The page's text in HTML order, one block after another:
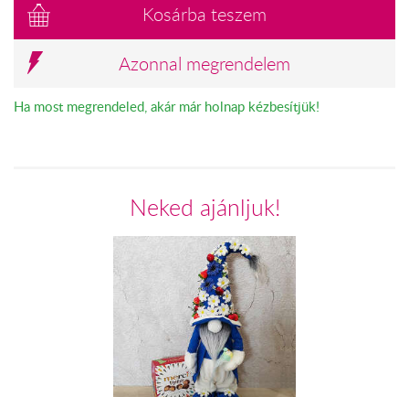
Kosárba teszem
Azonnal megrendelem
Ha most megrendeled, akár már holnap kézbesítjük!
Neked ajánljuk!